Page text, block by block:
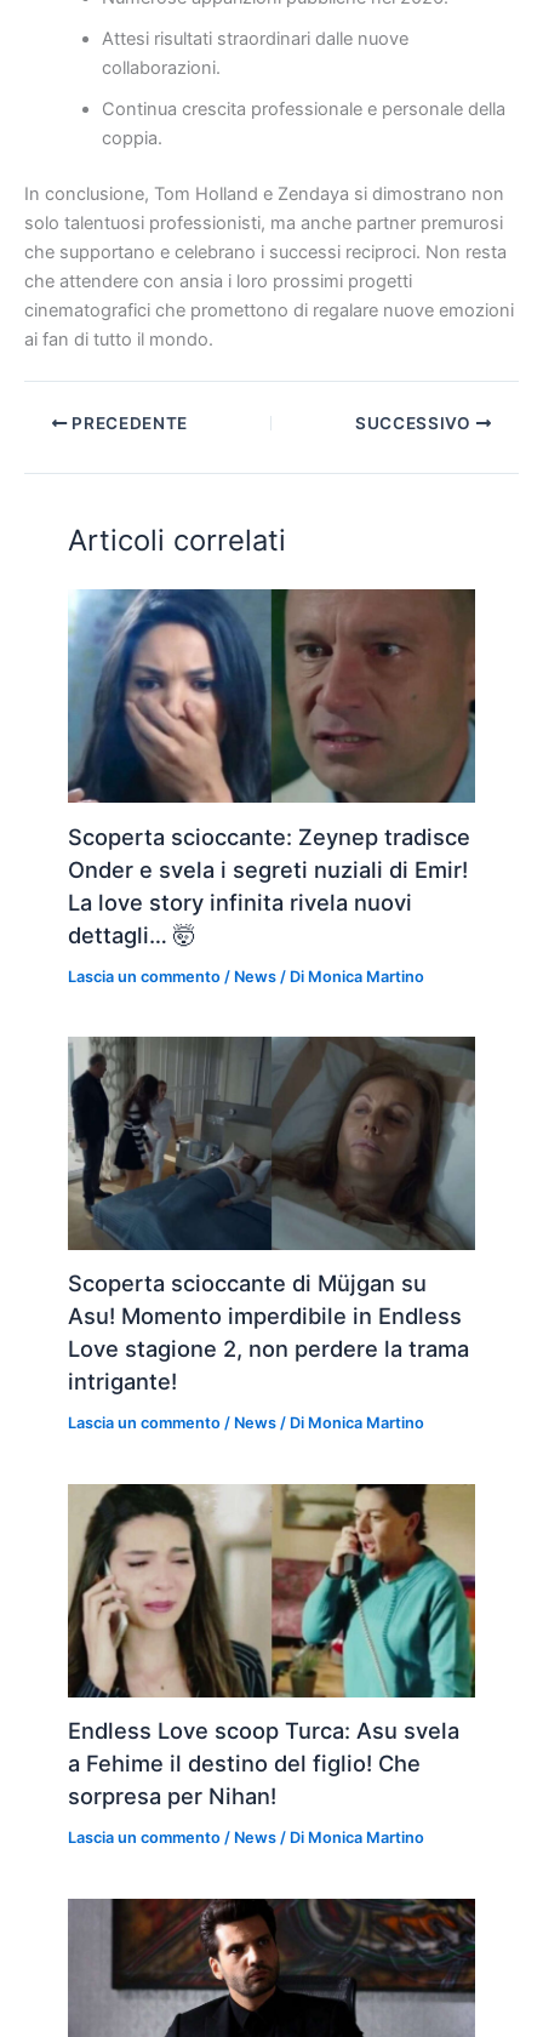
Attesi risultati straordinari dalle nuove
collaborazioni.
Continua crescita professionale e personale della
coppia.
In conclusione, Tom Holland e Zendaya si dimostrano non
solo talentuosi professionisti, ma anche partner premurosi
che supportano e celebrano i successi reciproci. Non resta
che attendere con ansia i loro prossimi progetti
cinematografici che promettono di regalare nuove emozioni
ai fan di tutto il mondo.
PRECEDENTE SUCCESSIVO
Articoli correlati
Scoperta scioccante: Zeynep tradisce
Onder e svela i segreti nuziali di Emir!
La love story infinita rivela nuovi
dettagli… 🤯
Lascia un commento / News / Di Monica Martino
Scoperta scioccante di Müjgan su
Asu! Momento imperdibile in Endless
Love stagione 2, non perdere la trama
intrigante!
Lascia un commento / News / Di Monica Martino
Endless Love scoop Turca: Asu svela
a Fehime il destino del figlio! Che
sorpresa per Nihan!
Lascia un commento / News / Di Monica Martino